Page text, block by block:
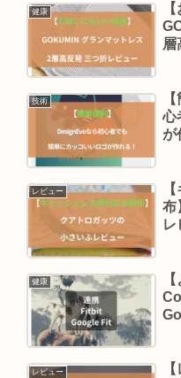
健康
層
技術
心
が
レビュー
布
レ
健康
レビュー